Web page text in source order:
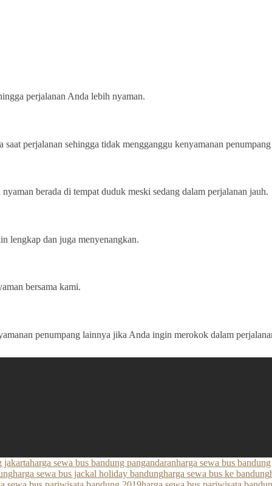
perjalanan Anda lebih nyaman.
perjalanan sehingga tidak mengganggu kenyamanan
berada di tempat duduk meski sedang dalam perjalanan jauh.
lengkap dan juga menyenangkan.
bersama kami.
penumpang lainnya jika Anda ingin merokok dalam
jakartaharga sewa bus bandung pangandaranharga sewa bus bandung
harga sewa bus jackal holiday bandungharga sewa bus ke bandung